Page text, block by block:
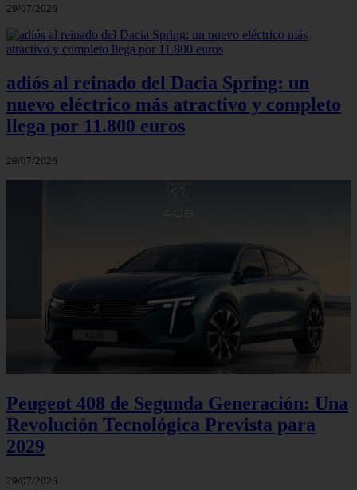
29/07/2026
adiós al reinado del Dacia Spring: un
nuevo eléctrico más atractivo y completo
llega por 11.800 euros
29/07/2026
Peugeot 408 de Segunda Generación: Una
Revolución Tecnológica Prevista para
2029
29/07/2026